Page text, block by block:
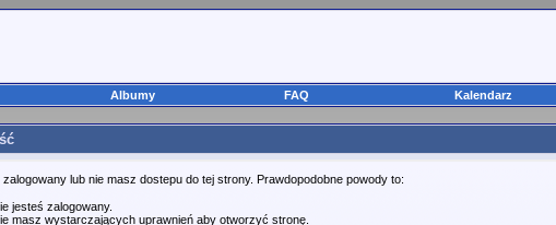
Albumy FAQ Kalendarz
zalogowany lub nie masz dostepu do tej strony. Prawdopodobne powody to:
jesteś zalogowany.
masz wystarczających uprawnień aby otworzyć stronę.